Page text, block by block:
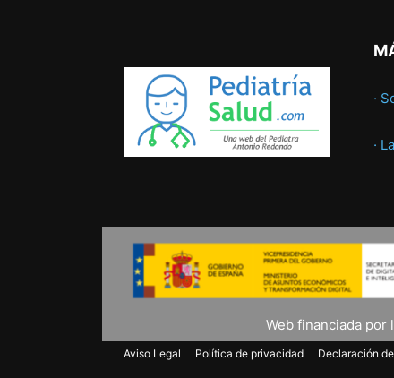
·
·
Web financiada por
Aviso Legal Política de privacidad Declaración